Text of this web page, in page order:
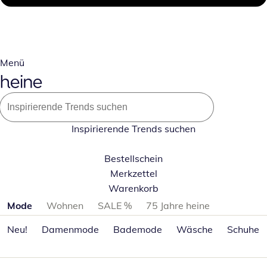
Menü
Inspirierende Trends suchen
Bestellschein
Merkzettel
Warenkorb
Produktkategorien überspringen
Mode Wohnen SALE %
75 Jahre heine
Neu!
Damenmode Bademode Wäsche Schuhe